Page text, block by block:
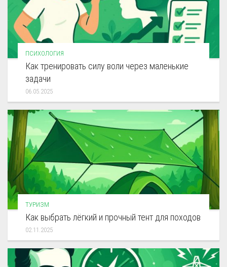
ПСИХОЛОГИЯ
Как тренировать силу воли через маленькие
задачи
06.05.2025
ТУРИЗМ
Как выбрать лёгкий и прочный тент для походов
02.11.2025